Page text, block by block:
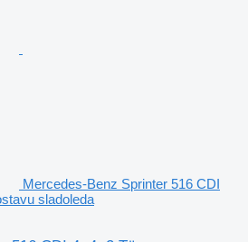
Mercedes-Benz Sprinter 516 CDI
sladoleda